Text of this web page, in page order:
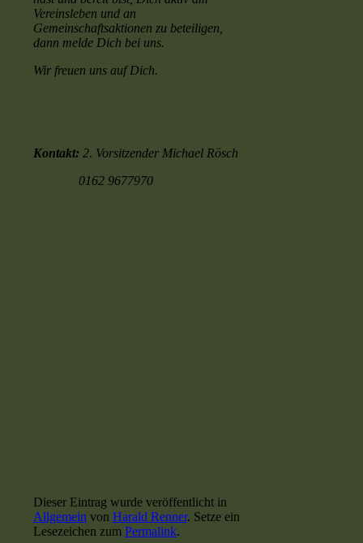
Vereinsleben und an
Gemeinschaftsaktionen zu beteiligen,
dann melde Dich bei uns.
Wir freuen uns auf Dich.
Kontakt: 2. Vorsitzender Michael Rösch
0162 9677970
Dieser Eintrag wurde veröffentlicht in
Allgemein von Harald Renner. Setze ein
Lesezeichen zum Permalink.